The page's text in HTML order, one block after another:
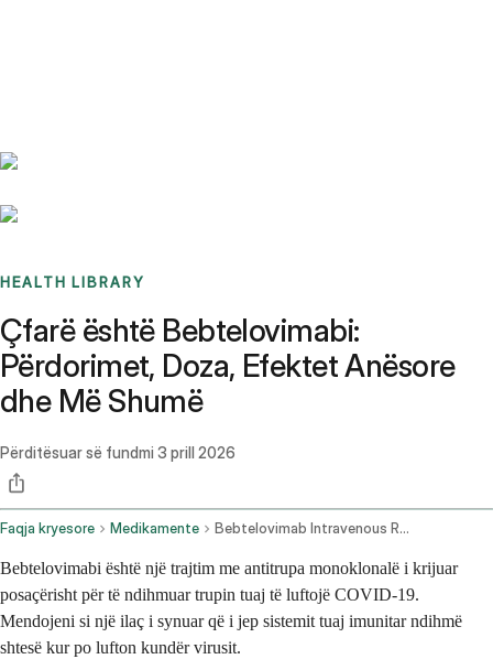
HEALTH LIBRARY
Çfarë është Bebtelovimabi:
Përdorimet, Doza, Efektet Anësore
dhe Më Shumë
Përditësuar së fundmi 3 prill 2026
Faqja kryesore Medikamente Bebtelovimab Intravenous Route
Bebtelovimabi është një trajtim me antitrupa monoklonalë i krijuar
posaçërisht për të ndihmuar trupin tuaj të luftojë COVID-19.
Mendojeni si një ilaç i synuar që i jep sistemit tuaj imunitar ndihmë
shtesë kur po lufton kundër virusit.